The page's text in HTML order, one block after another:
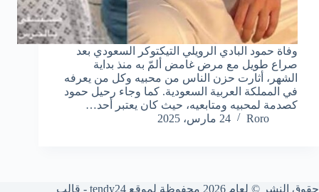
وفاة حمود البادي الرويلي التيكتوكر السعودي بعد
صراع طويل مع مرض غامض ألمّ به منذ بداية
الشهر، أثارت حزن الناس من محبيه وكل من يعرفه
في المملكة العربية السعودية. كما وجاء رحيل حمود
كصدمة لمحبيه ومتابعيه، حيث كان يعتبر أحد…
Roro
24 مارس، 2025
حقوق النشر © لعام 2026 محفوظة لموقع tendy24 - قالب